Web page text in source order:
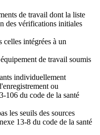
de travail dont la liste
des vérifications initiales
celles intégrées à un
de travail soumis
individuellement
ou
106 du code de la santé
les seuils des sources
13-8 du code de la santé